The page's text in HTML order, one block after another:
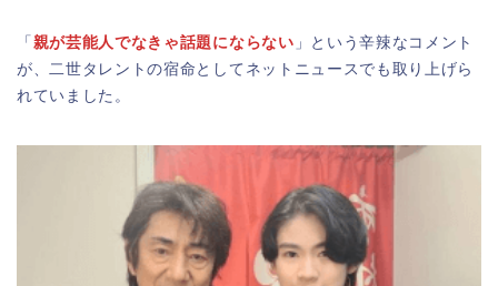
「 親が芸能人でなきゃ話題にならない 」という辛辣なコメント
が、二世タレントの宿命としてネットニュースでも取り上げら
れていました。